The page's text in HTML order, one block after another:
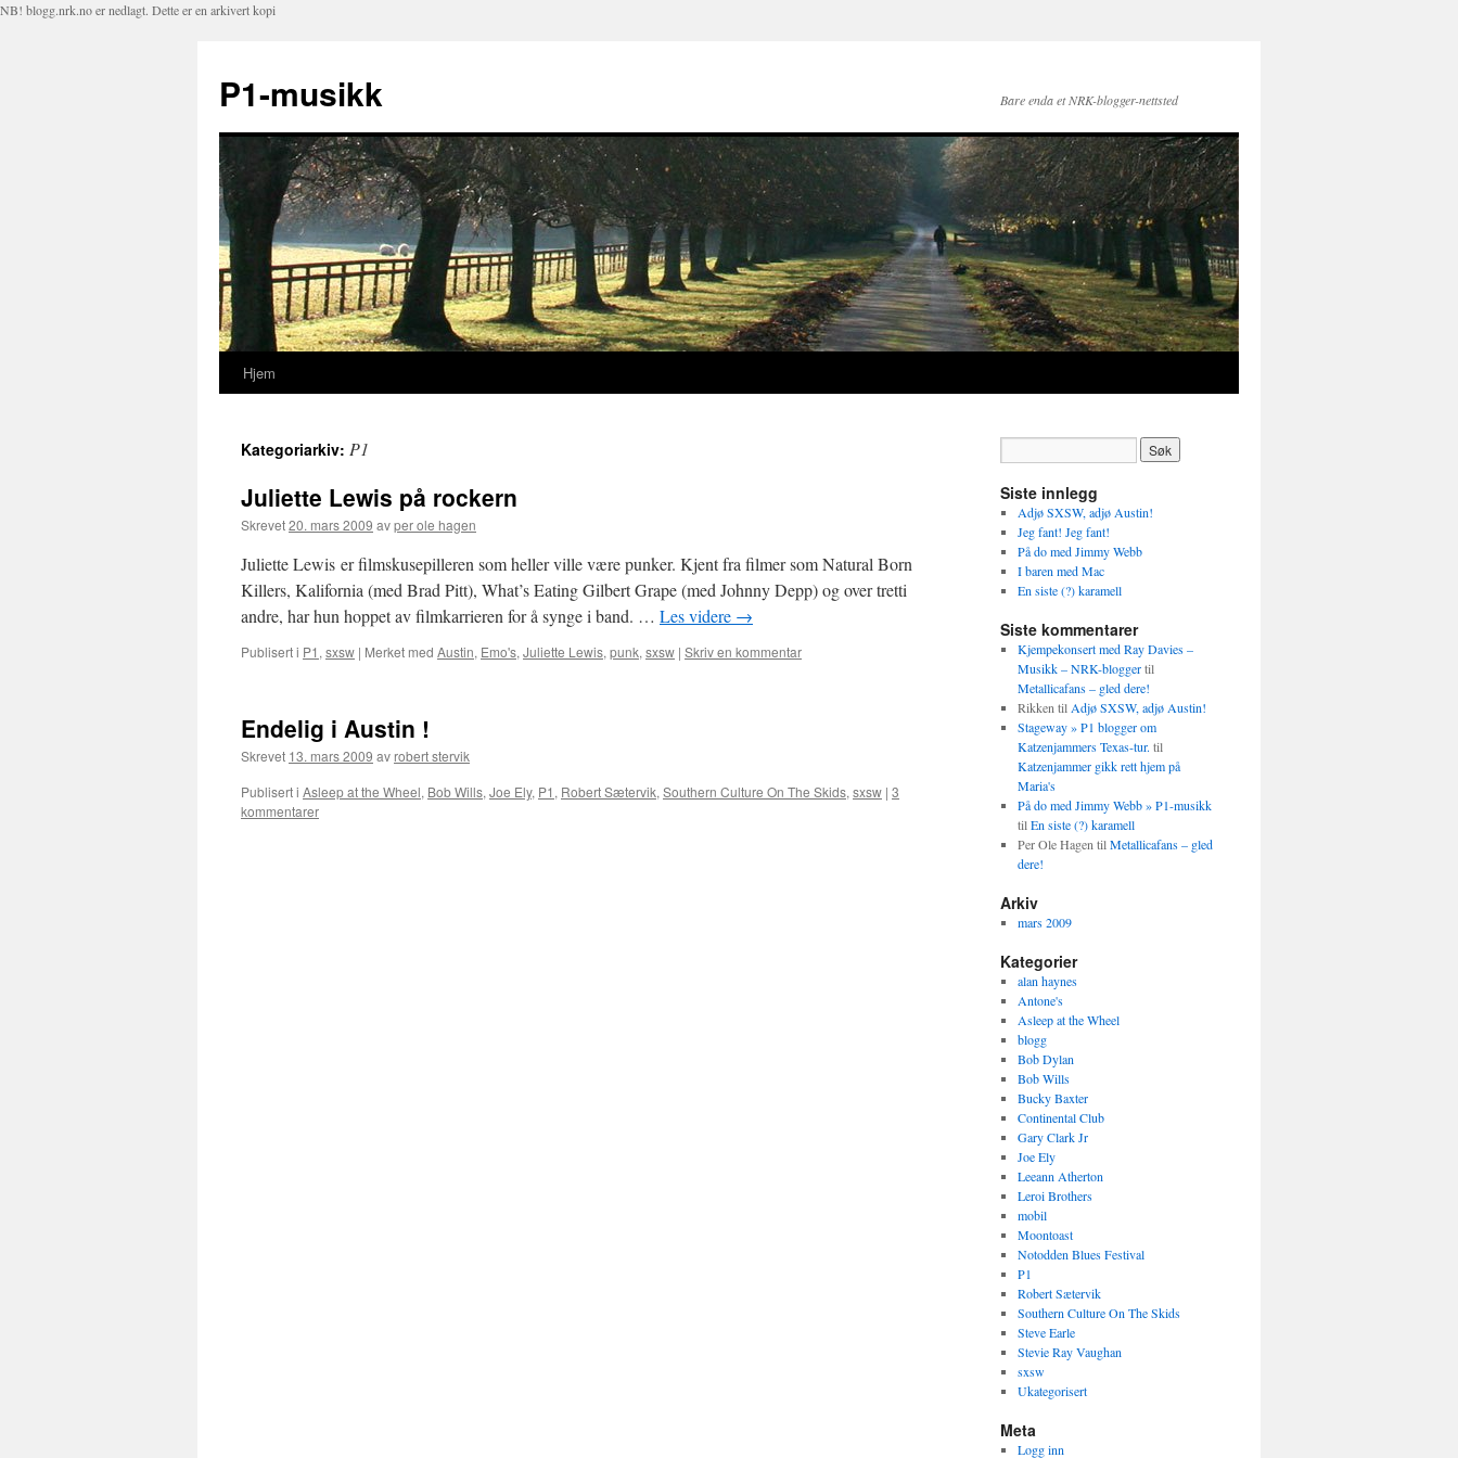
NB! blogg.nrk.no er nedlagt. Dette er en arkivert kopi
P1-musikk Bare enda et NRK-blogger-nettsted
Hopp
innhold
Hjem
Kategoriarkiv: P1
Juliette Lewis på rockern
Skrevet20. mars 2009 avper ole hagen
Juliette Lewis er filmskusepilleren som heller ville være punker. Kjent fra filmer som Natural Born
Killers, Kalifornia (med Brad Pitt), What’s Eating Gilbert Grape (med Johnny Depp) og over tretti
andre, har hun hoppet av filmkarrieren for å synge i band. … Les videre →
Publisert i P1 , sxsw | Merket med Austin, Emo's, Juliette Lewis, punk, sxsw | Skriv en kommentar
Endelig i Austin !
Skrevet 13. mars 2009 av robert stervik
Publisert i Asleep at the Wheel, Bob Wills, Joe Ely, P1 , Robert Sætervik, Southern Culture On The Skids, sxsw | 3
kommentarer
Siste innlegg
Adjø SXSW, adjø Austin!
Jeg fant! Jeg fant!
På do med Jimmy Webb
I baren med Mac
En siste (?) karamell
Siste kommentarer
Kjempekonsert med Ray Davies –
Musikk – NRK-bloggertil
Metallicafans – gled dere!
Rikken til Adjø SXSW, adjø Austin!
Stageway » P1 blogger om
Katzenjammers Texas-tur. til
Katzenjammer gikk rett hjem på
Maria's
På do med Jimmy Webb » P1-musikk
tilEn siste (?) karamell
Per Ole Hagen tilMetallicafans – gled
dere!
Arkiv
mars 2009
Kategorier
alan haynes
Antone's
Asleep at the Wheel
blogg
Bob Dylan
Bob Wills
Bucky Baxter
Continental Club
Gary Clark Jr
Joe Ely
Leeann Atherton
Leroi Brothers
mobil
Moontoast
Notodden Blues Festival
P1
Robert Sætervik
Southern Culture On The Skids
Steve Earle
Stevie Ray Vaughan
sxsw
Ukategorisert
Meta
Logg inn